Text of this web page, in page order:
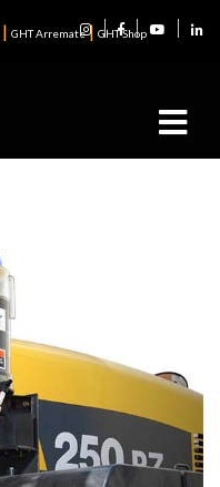
| GHT Arremate| GHT Shop